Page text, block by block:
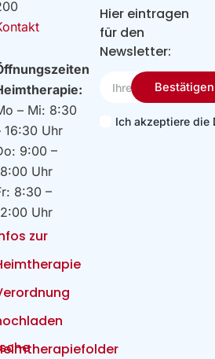
– Mi: 8:30
16:30 Uhr
9:00 –
Uhr
8:30 –
Uhr
zur
Hier eintragen
für den
Newsletter:
Email
Ich akzeptiere die
Bestätigen